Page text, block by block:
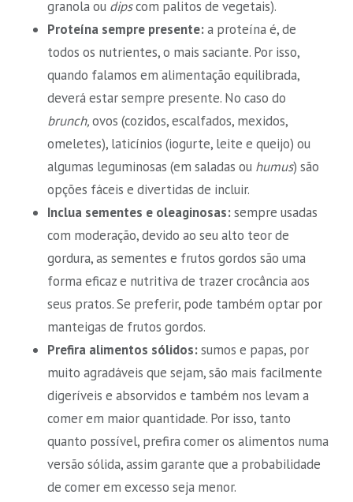
granola oudipscom palitos de vegetais).
Proteína sempre presente:a proteína é, de
todos os nutrientes, o mais saciante. Por isso,
quando falamos em alimentação equilibrada,
deverá estar sempre presente. No caso do
brunch,ovos (cozidos, escalfados, mexidos,
omeletes), laticínios (iogurte, leite e queijo) ou
algumas leguminosas (em saladas ou humus) são
opções fáceis e divertidas de incluir.
Inclua sementes e oleaginosas:sempre usadas
com moderação, devido ao seu alto teor de
gordura, as sementes e frutos gordos são uma
forma eficaz e nutritiva de trazer crocância aos
seus pratos. Se preferir, pode também optar por
manteigas de frutos gordos.
Prefira alimentos sólidos:sumos e papas, por
muito agradáveis que sejam, são mais facilmente
digeríveis e absorvidos e também nos levam a
comer em maior quantidade. Por isso, tanto
quanto possível, prefira comer os alimentos numa
versão sólida, assim garante que a probabilidade
de comer em excesso seja menor.